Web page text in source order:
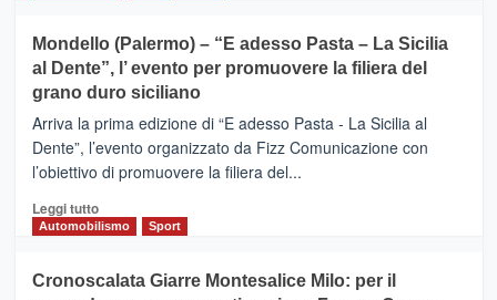
e
messaggi
di
CASTIGLIONE
DI
SICILIA
(Ct)
–
Il
Borgo
Gusto,
il
tra
Mondello (Palermo) – “E adesso Pasta – La Sicilia
al Dente”, l’ evento per promuovere la filiera del
grano duro siciliano
Arriva la prima edizione di “E adesso Pasta - La Sicilia al
Dente”, l’evento organizzato da Fizz Comunicazione con
l’obiettivo di promuovere la filiera del...
Leggi tuttoLeggi
di
Mondello
Automobilismo Sport
Cronoscalata Giarre Montesalice Milo: per il